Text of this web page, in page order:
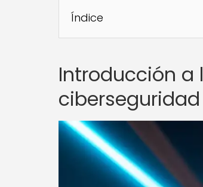
Índice
Introducción
ciberseguridad